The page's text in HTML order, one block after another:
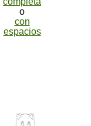
o
con
espacios